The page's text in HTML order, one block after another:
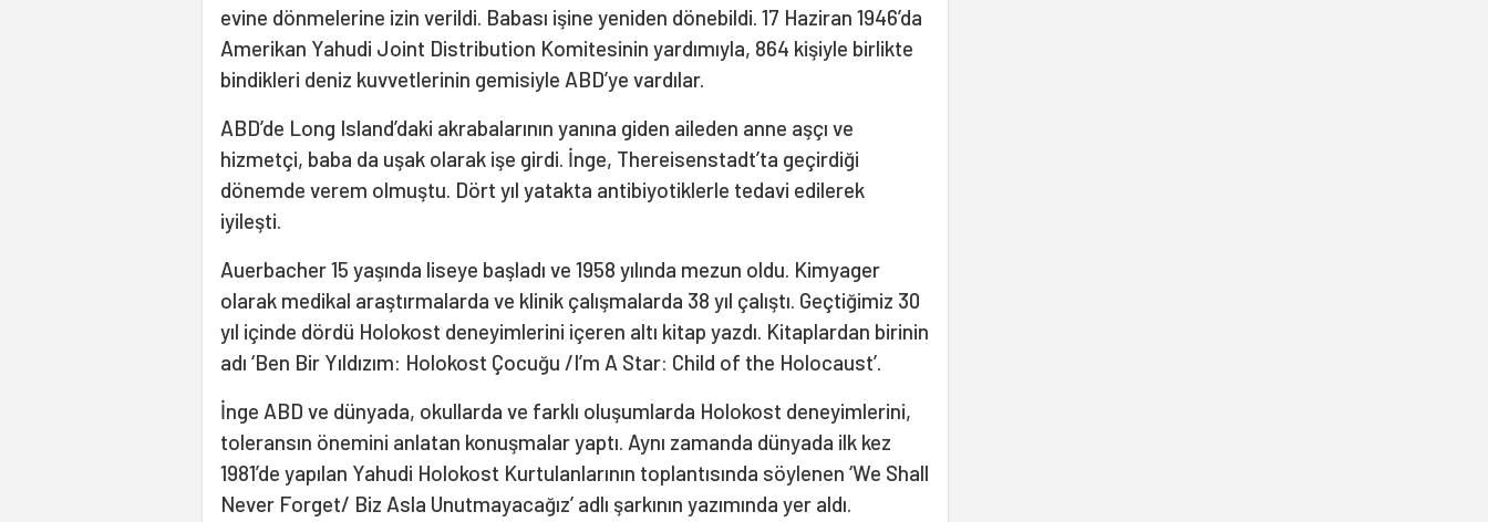
evine dönmelerine izin verildi. Babası işine yeniden dönebildi. 17 Haziran 1946’da
Amerikan Yahudi Joint Distribution Komitesinin yardımıyla, 864 kişiyle birlikte
bindikleri deniz kuvvetlerinin gemisiyle ABD’ye vardılar.
ABD’de Long Island’daki akrabalarının yanına giden aileden anne aşçı ve
hizmetçi, baba da uşak olarak işe girdi. İnge, Thereisenstadt’ta geçirdiği
dönemde verem olmuştu. Dört yıl yatakta antibiyotiklerle tedavi edilerek
iyileşti.
Auerbacher 15 yaşında liseye başladı ve 1958 yılında mezun oldu. Kimyager
olarak medikal araştırmalarda ve klinik çalışmalarda 38 yıl çalıştı. Geçtiğimiz 30
yıl içinde dördü Holokost deneyimlerini içeren altı kitap yazdı. Kitaplardan birinin
adı ‘Ben Bir Yıldızım: Holokost Çocuğu /I’m A Star: Child of the Holocaust’.
İnge ABD ve dünyada, okullarda ve farklı oluşumlarda Holokost deneyimlerini,
toleransın önemini anlatan konuşmalar yaptı. Aynı zamanda dünyada ilk kez
1981’de yapılan Yahudi Holokost Kurtulanlarının toplantısında söylenen ‘We Shall
Never Forget/ Biz Asla Unutmayacağız’ adlı şarkının yazımında yer aldı.